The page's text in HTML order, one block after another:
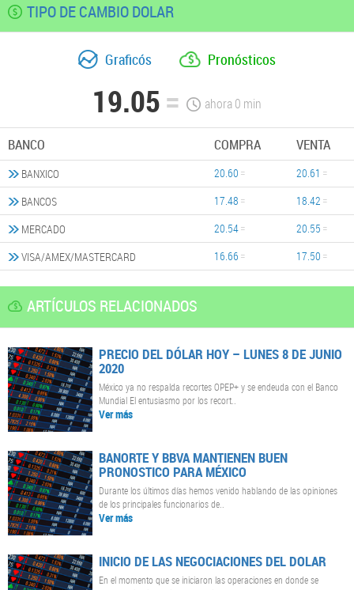
TIPO DE CAMBIO DOLAR
Graficós Pronósticos
19.05 ahora0 min
BANCO COMPRA VENTA
BANXICO 20.60
20.61
BANCOS
17.48
18.42
MERCADO
20.54
20.55
VISA/AMEX/MASTERCARD
16.66 17.50
ARTÍCULOS RELACIONADOS
PRECIO DEL DÓLAR HOY – LUNES 8 DE JUNIO
2020
México ya no respalda recortes OPEP+ y se endeuda con el Banco
Mundial El entusiasmo por los recort..
Ver más
BANORTE Y BBVA MANTIENEN BUEN
PRONOSTICO PARA MÉXICO
Durante los últimos días hemos venido hablando de las opiniones
de los principales funcionarios de..
Ver más
INICIO DE LAS NEGOCIACIONES DEL DOLAR
En el momento que se iniciaron las operaciones en donde se